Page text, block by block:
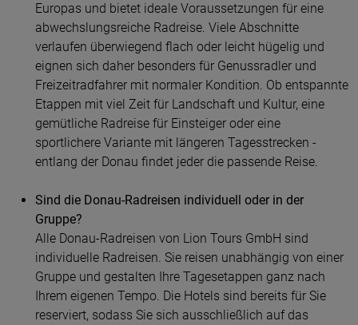
Europas und bietet ideale Voraussetzungen für eine
abwechslungsreiche Radreise. Viele Abschnitte
verlaufen überwiegend flach oder leicht hügelig und
eignen sich daher besonders für Genussradler und
Freizeitradfahrer mit normaler Kondition. Ob entspannte
Etappen mit viel Zeit für Landschaft und Kultur, eine
gemütliche Radreise für Einsteiger oder eine
sportlichere Variante mit längeren Tagesstrecken -
entlang der Donau findet jeder die passende Reise.
Sind die Donau-Radreisen individuell oder in der
Gruppe?
Alle Donau-Radreisen von Lion Tours GmbH sind
individuelle Radreisen. Sie reisen unabhängig von einer
Gruppe und gestalten Ihre Tagesetappen ganz nach
Ihrem eigenen Tempo. Die Hotels sind bereits für Sie
reserviert, sodass Sie sich ausschließlich auf das